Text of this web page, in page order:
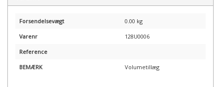
Forsendelsevægt 0.00 kg
Varenr 128U0006
Reference
BEMÆRK Volumetillæg